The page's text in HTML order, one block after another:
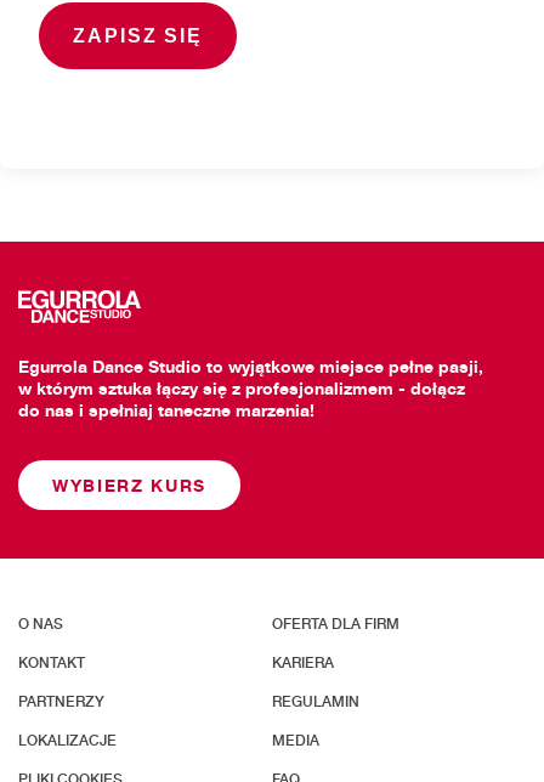
Egurrola Dance Studio to wyjątkowe miejsce pełne pasji,
w którym sztuka łączy się z profesjonalizmem - dołącz
do nas i spełniaj taneczne marzenia!
WYBIERZ KURS
O NAS OFERTA DLA FIRM
KONTAKT KARIERA
PARTNERZY REGULAMIN
LOKALIZACJE MEDIA